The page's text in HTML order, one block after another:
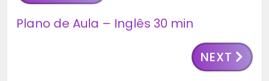
Plano de Aula – Inglês 30 min
NEXT